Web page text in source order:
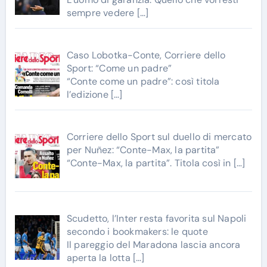
sempre vedere […]
Caso Lobotka-Conte, Corriere dello
Sport: “Come un padre”
“Conte come un padre”: così titola
l’edizione […]
Corriere dello Sport sul duello di mercato
per Nuñez: “Conte-Max, la partita”
“Conte-Max, la partita”. Titola così in […]
Scudetto, l’Inter resta favorita sul Napoli
secondo i bookmakers: le quote
Il pareggio del Maradona lascia ancora
aperta la lotta […]